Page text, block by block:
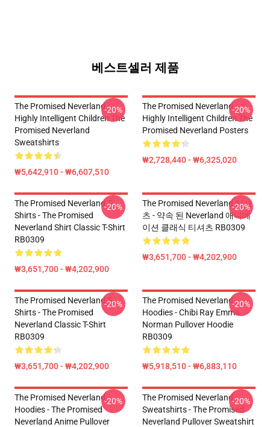
베스트셀러 제품
The Promised Neverland -
Highly Intelligent Children The
Promised Neverland
Sweatshirts
₩5,642,910 - ₩6,607,510
-20%
The Promised Neverland -
Highly Intelligent Children The
Promised Neverland Posters
₩2,728,440 - ₩6,325,020
-20%
The Promised Neverland T-
Shirts - The Promised
Neverland Shirt Classic T-Shirt
RB0309
₩3,651,700 - ₩4,202,900
-20%
The Promised Neverland 티셔
츠 - 약속 된 Neverland 애니메
이션 클래식 티셔츠 RB0309
₩3,651,700 - ₩4,202,900
-20%
The Promised Neverland T-
Shirts - The Promised
Neverland Classic T-Shirt
RB0309
₩3,651,700 - ₩4,202,900
-20%
The Promised Neverland
Hoodies - Chibi Ray Emma
Norman Pullover Hoodie
RB0309
₩5,918,510 - ₩6,883,110
-20%
The Promised Neverland
Hoodies - The Promised
Neverland Anime Pullover
-20%
The Promised Neverland
Sweatshirts - The Promised
Neverland Pullover Sweatshirt
-20%